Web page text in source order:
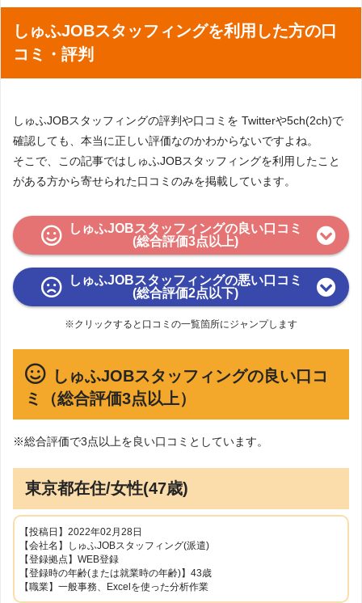
しゅふJOBスタッフィングを利用した方の口
コミ・評判
しゅふJOBスタッフィングの評判や口コミを Twitterや5ch(2ch)で
確認しても、本当に正しい評価なのかわからないですよね。
そこで、この記事ではしゅふJOBスタッフィングを利用したこと
がある方から寄せられた口コミのみを掲載しています。
しゅふJOBスタッフィングの良い口コミ
(総合評価3点以上)
しゅふJOBスタッフィングの悪い口コミ
(総合評価2点以下)
※クリックすると口コミの一覧箇所にジャンプします
しゅふJOBスタッフィングの良い口コ
ミ（総合評価3点以上）
※総合評価で3点以上を良い口コミとしています。
東京都在住/女性(47歳)
【投稿日】2022年02月28日
【会社名】しゅふJOBスタッフィング(派遣)
【登録拠点】WEB登録
【登録時の年齢(または就業時の年齢)】43歳
【職業】一般事務、Excelを使った分析作業